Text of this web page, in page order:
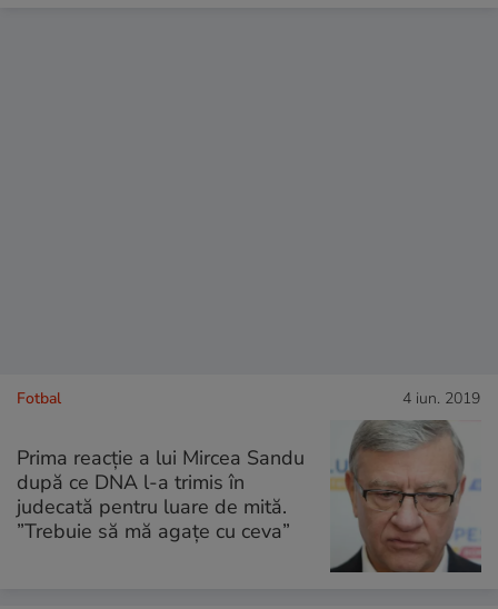
Fotbal 4 iun. 2019
Prima reacție a lui Mircea Sandu
după ce DNA l-a trimis în
judecată pentru luare de mită.
”Trebuie să mă agațe cu ceva”